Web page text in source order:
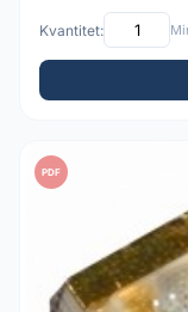
Kvantitet:
PDF